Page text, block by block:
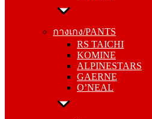
กางเกง/PANTS
RS TAICHI
KOMINE
ALPINESTARS
GAERNE
O’NEAL
กางเกง/PANTS
KOMINE
ALPINESTARS
GAERNE
O’NEAL
รองเท้า/BOOTS